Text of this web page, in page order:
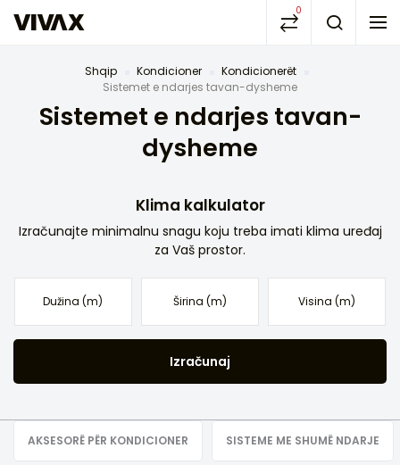
0
Shqip Kondicioner
Kondicionerët
Sistemet e ndarjes tavan-dysheme
Sistemet e ndarjes tavan-
dysheme
Klima kalkulator
Izračunajte minimalnu snagu koju treba imati klima uređaj
za Vaš prostor.
Izračunaj
AKSESORË PËR KONDICIONER SISTEME ME SHUMË NDARJE